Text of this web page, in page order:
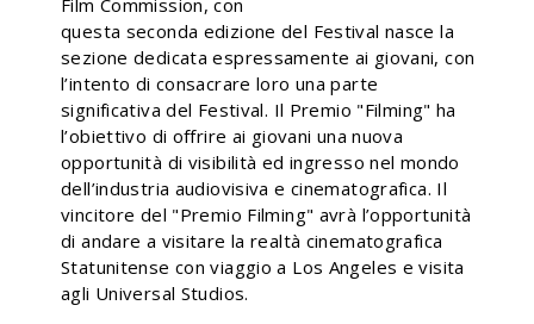
Film Commission, con
questa seconda edizione del Festival nasce la
sezione dedicata espressamente ai giovani, con
l’intento di consacrare loro una parte
significativa del Festival. Il Premio "Filming" ha
l’obiettivo di offrire ai giovani una nuova
opportunità di visibilità ed ingresso nel mondo
dell’industria audiovisiva e cinematografica. Il
vincitore del "Premio Filming" avrà l’opportunità
di andare a visitare la realtà cinematografica
Statunitense con viaggio a Los Angeles e visita
agli Universal Studios.